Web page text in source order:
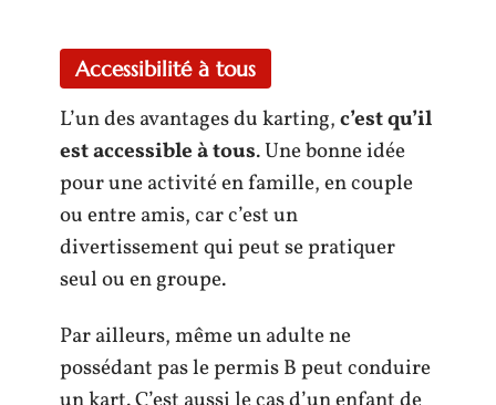
Accessibilité à tous
L’un des avantages du karting,c’est qu’il
est accessible à tous. Une bonne idée
pour une activité en famille, en couple
ou entre amis, car c’est un
divertissement qui peut se pratiquer
seul ou en groupe.
Par ailleurs, même un adulte ne
possédant pas le permis B peut conduire